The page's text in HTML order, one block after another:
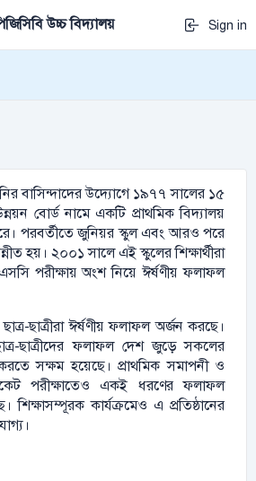
উচ্চ বিদ্যালয় Sign in
বাসিন্দাদের উদ্যোগে ১৯৭৭ সালের ১৫
বোর্ড নামে একটি প্রাথমিক বিদ্যালয়
পরবর্তীতে জুনিয়র স্কুল এবং আরও পরে
হয়। ২০০১ সালে এই স্কুলের শিক্ষার্থীরা
পরীক্ষায় অংশ নিয়ে ঈর্ষণীয় ফলাফল
ছাত্রীরা ঈর্ষণীয় ফলাফল অর্জন করছে।
ছাত্রীদের ফলাফল দেশ জুড়ে সকলের
সক্ষম হয়েছে। প্রাথমিক সমাপনী ও
পরীক্ষাতেও একই ধরণের ফলাফল
শিক্ষাসম্পূরক কার্যক্রমেও এ প্রতিষ্ঠানের